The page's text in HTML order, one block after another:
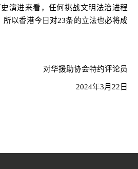
演进来看，任何挑战文明法治进程
所以香港今日对23条的立法也必将成
对华援助协会特约评论员
2024年3月 22 日